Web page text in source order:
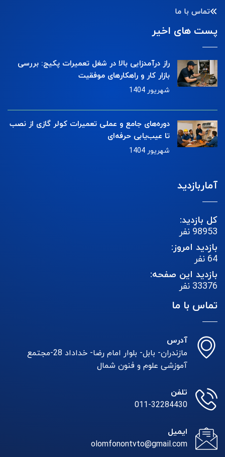
تماس با ما
پست های اخیر
راز درآمدزایی بالا در شغل تعمیرات پکیج: بررسی
بازار کار و راهکارهای موفقیت
شهریور 1404
دوره‌های جامع و عملی تعمیرات کولر گازی از نصب
تا عیب‌یابی حرفه‌ای
شهریور 1404
آماربازدید
کل بازدید:
98953 نفر
بازدید امروز:
64 نفر
بازدید این صفحه:
33376 نفر
تماس با ما
آدرس
مازندران- بابل- بلوار امام رضا- خداداد 28-مجتمع
آموزشی علوم و فنون شمال
تلفن
011-32284430
ایمیل
olomfonontvto@gmail.com